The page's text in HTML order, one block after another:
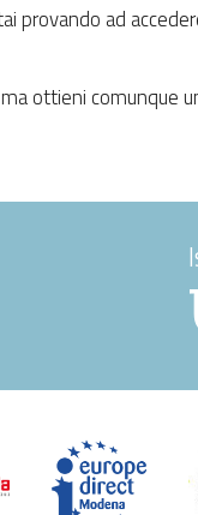
provando ad
ottieni comunque